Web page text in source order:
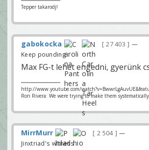
Tepper takarodj!
gabokocka 27 403
—
Keep pounding
Max FG-t lehet engedni, gyerünk
http://www.youtube.com/
Ron Rivera: We were trying to make them
MirrMurr 2 504
—
Jinxtriad's witness